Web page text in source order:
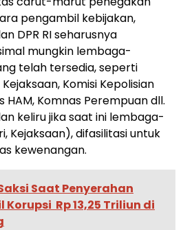
pengambil kebijakan,
DPR RI seharusnya
mungkin lembaga-
telah tersedia, seperti
Kejaksaan, Komisi Kepolisian
HAM, Komnas Perempuan dll.
keliru jika saat ini lembaga-
Kejaksaan), difasilitasi untuk
kewenangan.
Saat Penyerahan
Rp 13,25 Triliun di